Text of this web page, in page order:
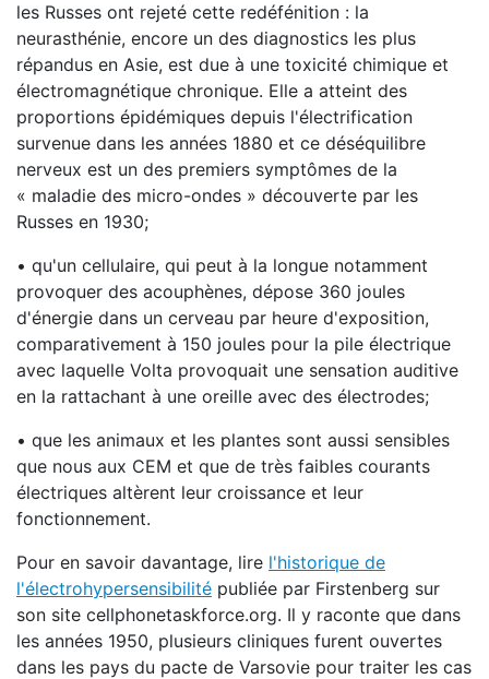
les Russes ont rejeté cette redéfénition : la
neurasthénie, encore un des diagnostics les plus
répandus en Asie, est due à une toxicité chimique et
électromagnétique chronique. Elle a atteint des
proportions épidémiques depuis l'électrification
survenue dans les années 1880 et ce déséquilibre
nerveux est un des premiers symptômes de la
« maladie des micro-ondes » découverte par les
Russes en 1930;
• qu'un cellulaire, qui peut à la longue notamment
provoquer des acouphènes, dépose 360 joules
d'énergie dans un cerveau par heure d'exposition,
comparativement à 150 joules pour la pile électrique
avec laquelle Volta provoquait une sensation auditive
en la rattachant à une oreille avec des électrodes;
• que les animaux et les plantes sont aussi sensibles
que nous aux CEM et que de très faibles courants
électriques altèrent leur croissance et leur
fonctionnement.
Pour en savoir davantage, lire l'historique de
l'électrohypersensibilité publiée par Firstenberg sur
son site cellphonetaskforce.org. Il y raconte que dans
les années 1950, plusieurs cliniques furent ouvertes
dans les pays du pacte de Varsovie pour traiter les cas